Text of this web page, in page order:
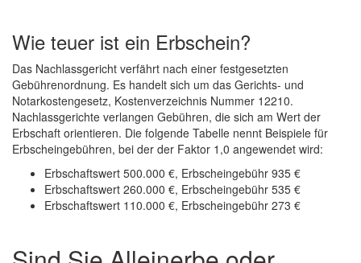
Wie teuer ist ein Erbschein?
Das Nachlassgericht verfährt nach einer festgesetzten
Gebührenordnung. Es handelt sich um das Gerichts- und
Notarkostengesetz, Kostenverzeichnis Nummer 12210.
Nachlassgerichte verlangen Gebühren, die sich am Wert der
Erbschaft orientieren. Die folgende Tabelle nennt Beispiele für
Erbscheingebühren, bei der der Faktor 1,0 angewendet wird:
Erbschaftswert 500.000 €, Erbscheingebühr 935 €
Erbschaftswert 260.000 €, Erbscheingebühr 535 €
Erbschaftswert 110.000 €, Erbscheingebühr 273 €